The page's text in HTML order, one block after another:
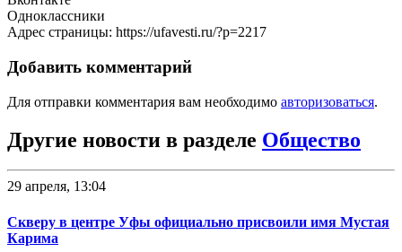
Одноклассники
Адрес страницы: https://ufavesti.ru/?p=2217
Добавить комментарий
Для отправки комментария вам необходимо авторизоваться.
Другие новости в разделе Общество
29 апреля, 13:04
Скверу в центре Уфы официально присвоили имя Мустая
Карима